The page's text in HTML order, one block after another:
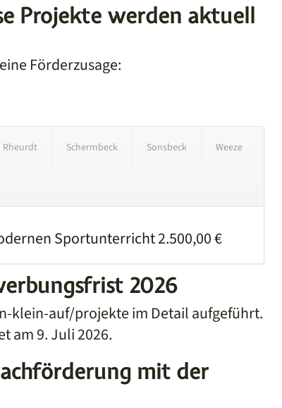
Projekte werden aktuell
Förderzusage:
Rheurdt Schermbeck Sonsbeck Weeze
Sportunterricht 2.500,00 €
2026
klein-auf/projekte im Detail aufgeführt.
am 9. Juli 2026.
mit der